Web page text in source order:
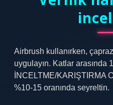
Airbrush kullanırken,
uygulayın. Katlar arasında
İNCELTME/KARIŞTIRMA
%10-15 oranında seyreltin.